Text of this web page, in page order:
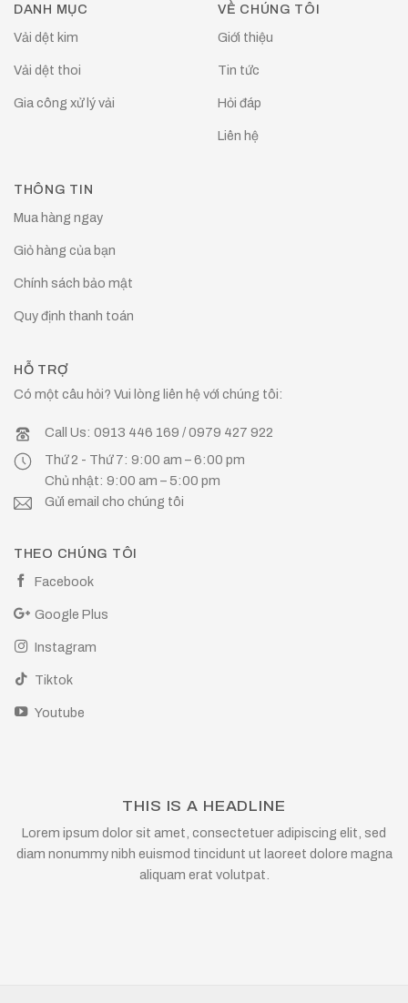
DANH MỤC
Vải dệt kim
Vải dệt thoi
Gia công xử lý vải
VỀ CHÚNG TÔI
Giới thiệu
Tin tức
Hỏi đáp
Liên hệ
THÔNG TIN
Mua hàng ngay
Giỏ hàng của bạn
Chính sách bảo mật
Quy định thanh toán
HỖ TRỢ
Có một câu hỏi? Vui lòng liên hệ với chúng tôi:
Call Us: 0913 446 169 / 0979 427 922
Thứ 2 - Thứ 7: 9:00 am – 6:00 pm
Chủ nhật: 9:00 am – 5:00 pm
Gửi email cho chúng tôi
THEO CHÚNG TÔI
Facebook
Google Plus
Instagram
Tiktok
Youtube
THIS IS A HEADLINE
Lorem ipsum dolor sit amet, consectetuer adipiscing elit, sed
diam nonummy nibh euismod tincidunt ut laoreet dolore magna
aliquam erat volutpat.